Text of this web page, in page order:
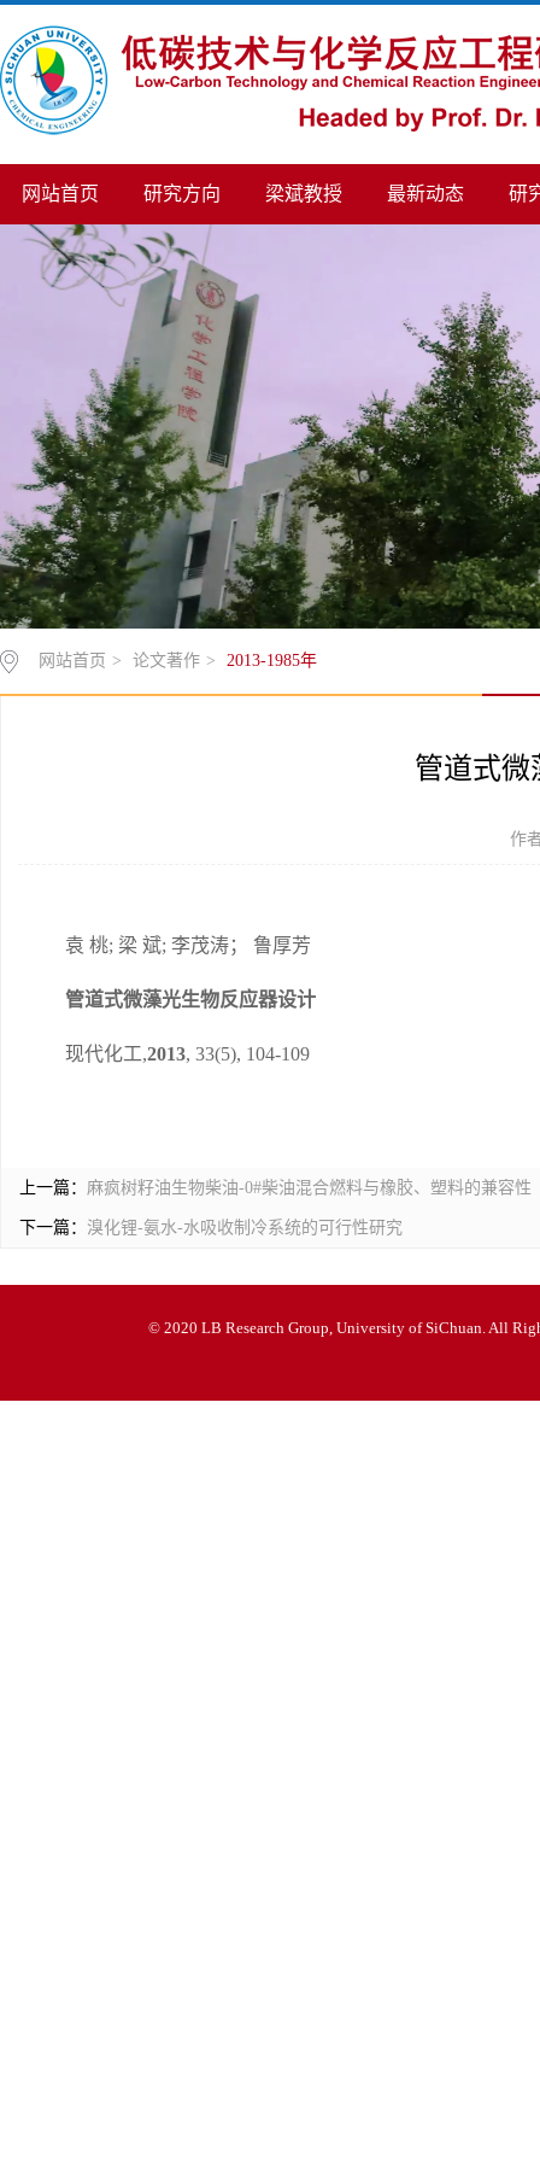
网站首页 研究方向 梁斌教授 最新动态 研
网站首页 > 论文著作 > 2013-1985年
管道式微
作
袁 桃; 梁 斌; 李茂涛； 鲁厚芳
管道式微藻光生物反应器设计
现代化工,2013, 33(5), 104-109
上一篇： 麻疯树籽油生物柴油-0#柴油混合燃料与橡胶、塑料的兼容性
下一篇： 溴化锂-氨水-水吸收制冷系统的可行性研究
© 2020 LB Research Group, University of SiChuan. All